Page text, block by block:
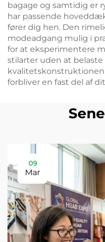
bagage og samtidig er
har passende
fører dig hen. Den
modeadgang mulig i
for at eksperimentere
stilarter uden at
forbliver en fast del af
09
Mar